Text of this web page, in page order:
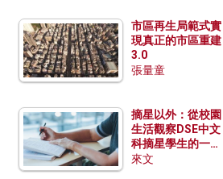
市區再生局範式實
現真正的市區重建
3.0
張量童
摘星以外：從校園
生活觀察DSE中文
科摘星學生的一點
特質
來文